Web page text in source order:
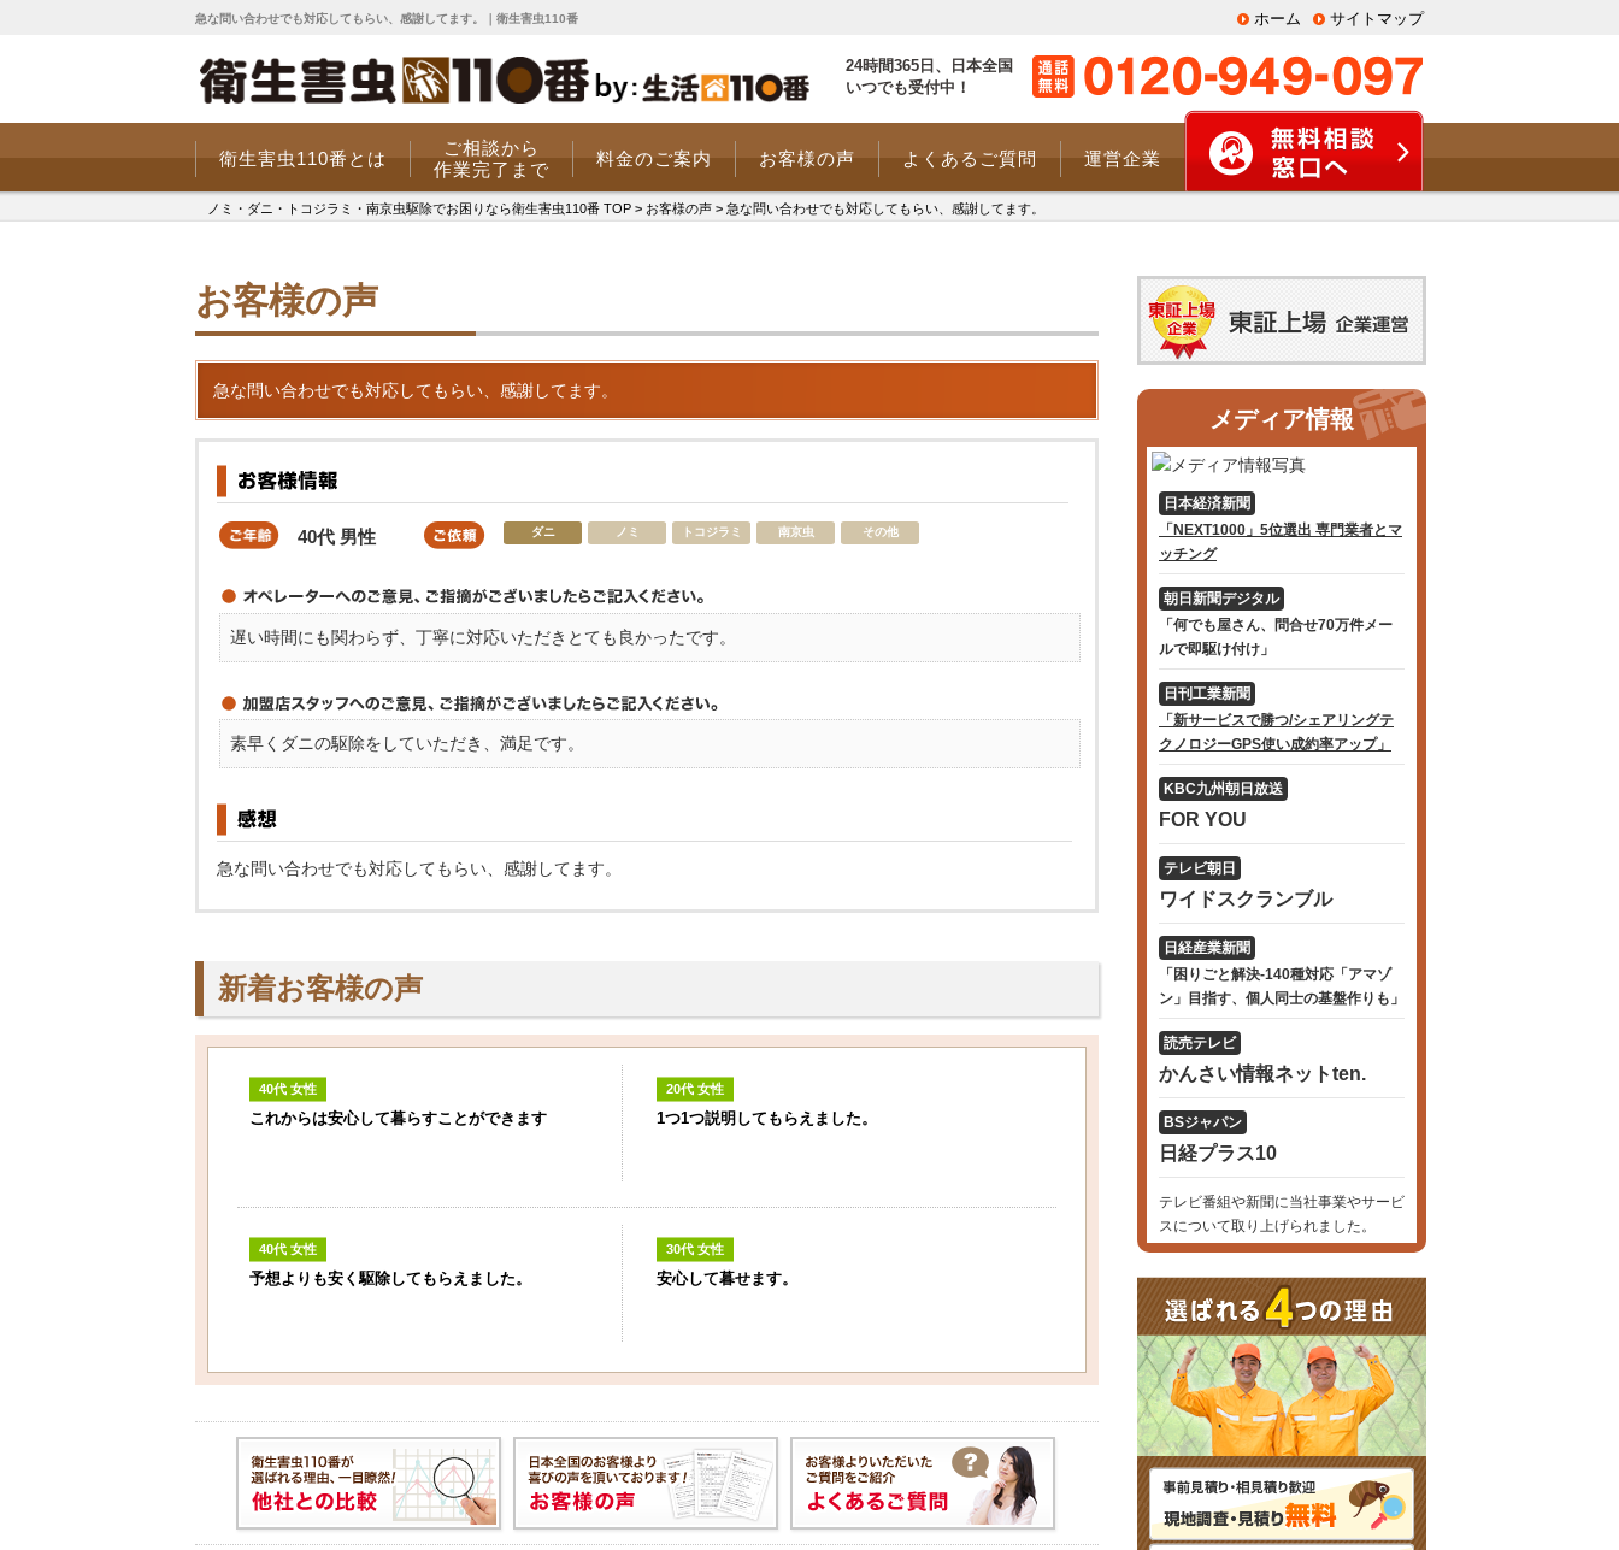
急な問い合わせでも対応してもらい、感謝してます。｜衛生害虫110番 ホーム サイトマップ
24時間365日、
日本全国
いつでも受付中！
衛生害虫110番とは
ご相談から
作業完了まで
料金のご案内 お客様の声 よくあるご質問 運営企業
ノミ・ダニ・トコジラミ・南京虫駆除でお困りなら衛生害虫110番 TOP > お客様の声 > 急な問い合わせでも対応してもらい、感謝してます。
お客様の声
急な問い合わせでも対応してもらい、感謝してます。
40代 男性 ダニ ノミ トコジラミ 南京虫 その他
遅い時間にも関わらず、丁寧に対応いただきとても良かったです。
素早くダニの駆除をしていただき、満足です。
急な問い合わせでも対応してもらい、感謝してます。
新着お客様の声
40代 女性
これからは安心して暮らすことができます
20代 女性
1つ1つ説明してもらえました。
40代 女性
予想よりも安く駆除してもらえました。
30代 女性
安心して暮せます。
メディア情報
日本経済新聞
「NEXT1000」5位選出 専門業者とマ
ッチング
朝日新聞デジタル
「何でも屋さん、問合せ70万件メー
ルで即駆け付け」
日刊工業新聞
「新サービスで勝つ/シェアリングテ
クノロジーGPS使い成約率アップ」
KBC九州朝日放送
FOR YOU
テレビ朝日
ワイドスクランブル
日経産業新聞
「困りごと解決-140種対応「アマゾ
ン」目指す、個人同士の基盤作りも」
読売テレビ
かんさい情報ネットten.
BSジャパン
日経プラス10
テレビ番組や新聞に当社事業やサービ
スについて取り上げられました。